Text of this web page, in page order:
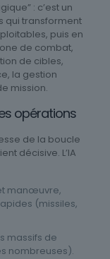
: c’est un
qui transforment
puis en
de combat,
de cibles,
la gestion
mission.
opérations
de la boucle
décisive. L’IA
manœuvre,
(missiles,
massifs de
nombreuses).